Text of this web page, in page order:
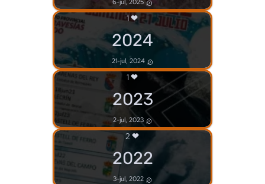
6-jul, 2025
1
2024
21-jul, 2024
1
2023
2-jul, 2023
2
2022
3-jul, 2022